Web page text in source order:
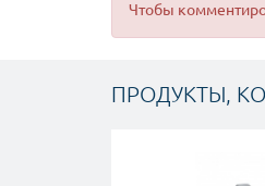
Чтобы
ПРОДУКТЫ,